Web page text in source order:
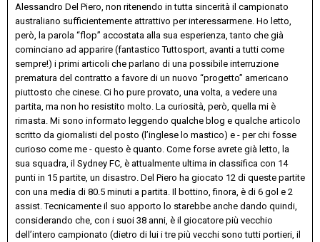
Alessandro Del Piero, non ritenendo in tutta sincerità il campionato
australiano sufficientemente attrattivo per interessarmene. Ho letto,
però, la parola “flop” accostata alla sua esperienza, tanto che già
cominciano ad apparire (fantastico Tuttosport, avanti a tutti come
sempre!) i primi articoli che parlano di una possibile interruzione
prematura del contratto a favore di un nuovo “progetto” americano
piuttosto che cinese. Ci ho pure provato, una volta, a vedere una
partita, ma non ho resistito molto. La curiosità, però, quella mi è
rimasta. Mi sono informato leggendo qualche blog e qualche articolo
scritto da giornalisti del posto (l’inglese lo mastico) e - per chi fosse
curioso come me - questo è quanto. Come forse avrete già letto, la
sua squadra, il Sydney FC, è attualmente ultima in classifica con 14
punti in 15 partite, un disastro. Del Piero ha giocato 12 di queste partite
con una media di 80.5 minuti a partita. Il bottino, finora, è di 6 gol e 2
assist. Tecnicamente il suo apporto lo starebbe anche dando quindi,
considerando che, con i suoi 38 anni, è il giocatore più vecchio
dell’intero campionato (dietro di lui i tre più vecchi sono tutti portieri, il